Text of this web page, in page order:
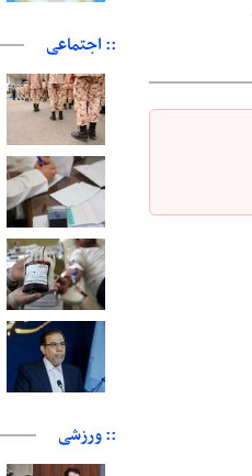
:: اجتماعی
:: ورزشی